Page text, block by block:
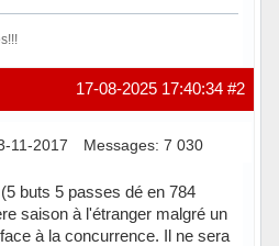
#2
17-08-2025 17:40:34
11-2017 Messages: 7 030
buts 5 passes dé en 784
saison à l'étranger malgré un
à la concurrence. Il ne sera